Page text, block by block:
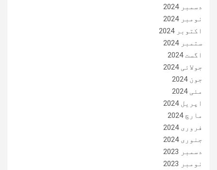
دسمبر 2024
نومبر 2024
اکتوبر 2024
ستمبر 2024
اگست 2024
جولائی 2024
جون 2024
مئی 2024
اپریل 2024
مارچ 2024
فروری 2024
جنوری 2024
دسمبر 2023
نومبر 2023